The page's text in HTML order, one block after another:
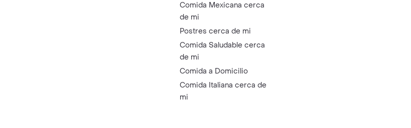
Comida Mexicana cerca
de mi
Postres cerca de mi
Comida Saludable cerca
de mi
Comida a Domicilio
Comida Italiana cerca de
mi